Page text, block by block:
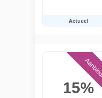
Actueel
15%